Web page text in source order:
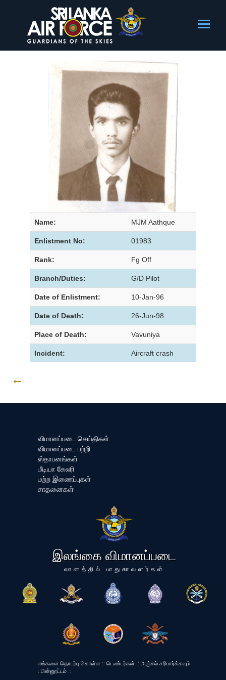
Name: MJM Aathque
Enlistment No: 01983
Rank: Fg Off
Branch/Duties: G/D Pilot
Date of Enlistment: 10-Jan-96
Date of Death: 26-Jun-98
Place of Death: Vavuniya
Incident: Aircraft crash
விமானப்படை செய்திகள்
விமானப்படை பற்றி
ஸ்தாபனங்கள்
மீடியா கேலரி
மற்ற இணைப்புகள்
சாதனைகள்
இலங்கை விமானப்படை
வானத்தில் பாதுகாவளர்கள்
எங்களை தொடர்பு கொள்ள :: டெண்டர்கள் :: அஞ்சல் சரிபார்க்கவும்
::பின்னூட்டம் ::